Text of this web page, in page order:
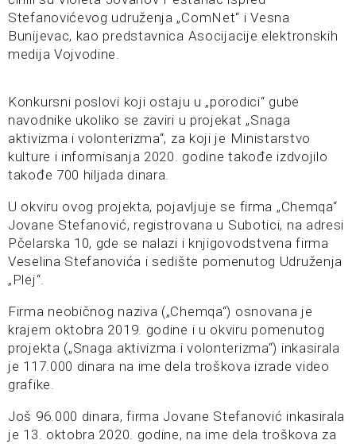
Stefanovićevog udruženja „ComNet“ i Vesna
Bunijevac, kao predstavnica Asocijacije elektronskih
medija Vojvodine.
Konkursni poslovi koji ostaju u „porodici“ gube
navodnike ukoliko se zaviri u projekat „Snaga
aktivizma i volonterizma“, za koji je Ministarstvo
kulture i informisanja 2020. godine takođe izdvojilo
takođe 700 hiljada dinara.
U okviru ovog projekta, pojavljuje se firma „Chemqa“
Jovane Stefanović, registrovana u Subotici, na adresi
Pčelarska 10, gde se nalazi i knjigovodstvena firma
Veselina Stefanovića i sedište pomenutog Udruženja
„Plej“.
Firma neobičnog naziva („Chemqa“) osnovana je
krajem oktobra 2019. godine i u okviru pomenutog
projekta („Snaga aktivizma i volonterizma“) inkasirala
je 117.000 dinara na ime dela troškova izrade video
grafike.
Još 96.000 dinara, firma Jovane Stefanović inkasirala
je 13. oktobra 2020. godine, na ime dela troškova za